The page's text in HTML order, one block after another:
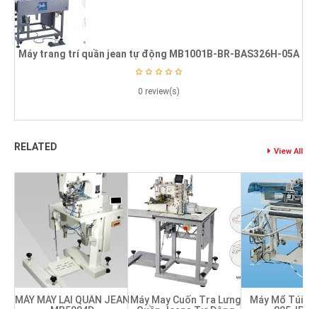
Máy trang trí quần jean tự động MB1001B-BR-BAS326H-05A
0 review(s)
RELATED View All
MÁY MAY LAI QUẦN JEAN Máy May Cuốn Tra Lưng
Máy Mổ Túi